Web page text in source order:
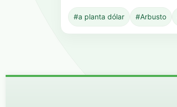
#a planta dólar #Arbusto